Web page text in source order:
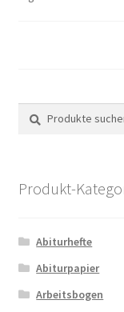
Suche
nach:
Suchen
Produkt-
Abiturhefte
Abiturpapier
Arbeitsbogen